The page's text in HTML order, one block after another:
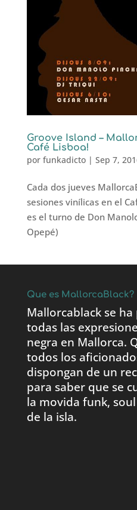
Groove Island –
Café Lisboa!
por funkadicto| Sep 7,
Cada dos jueves
sesiones vinílicas en el
es el turno de Don
Opepé)
Que es MallorcaBlack?
Mallorcablack se
todas las
negra en Mallorca.
todos los
dispongan de un
para saber que se
la movida funk,
de la isla.